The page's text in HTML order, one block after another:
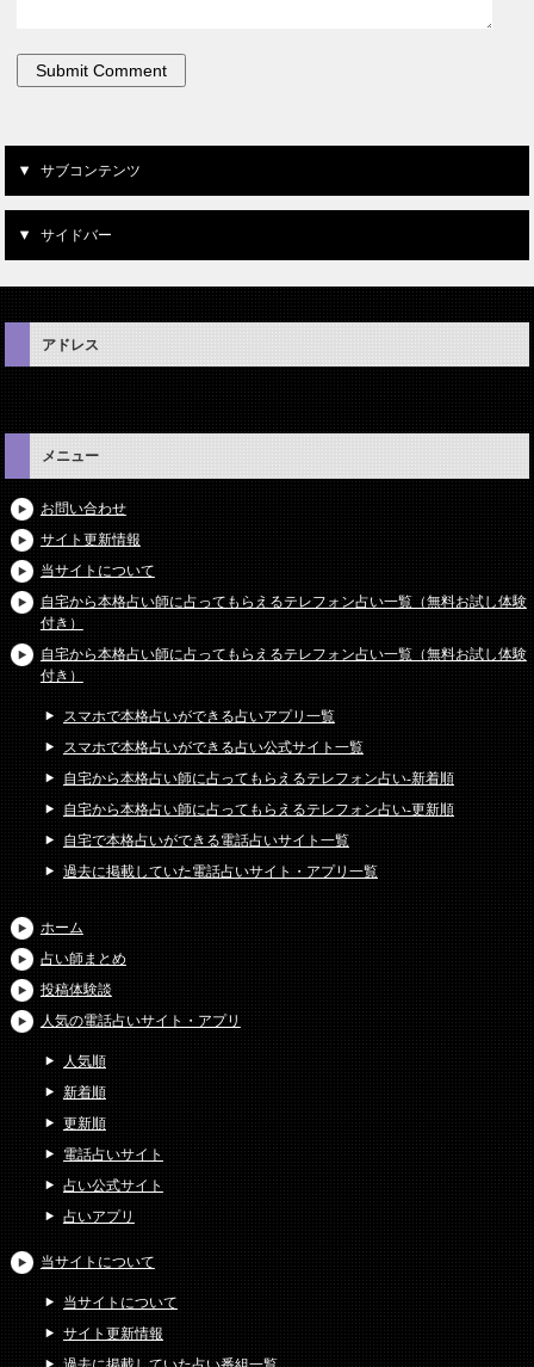
サブコンテンツ
サイドバー
アドレス
メニュー
お問い合わせ
サイト更新情報
当サイトについて
自宅から本格占い師に占ってもらえるテレフォン占い一覧（無料お試し体験
付き）
自宅から本格占い師に占ってもらえるテレフォン占い一覧（無料お試し体験
付き）
スマホで本格占いができる占いアプリ一覧
スマホで本格占いができる占い公式サイト一覧
自宅から本格占い師に占ってもらえるテレフォン占い-新着順
自宅から本格占い師に占ってもらえるテレフォン占い-更新順
自宅で本格占いができる電話占いサイト一覧
過去に掲載していた電話占いサイト・アプリ一覧
ホーム
占い師まとめ
投稿体験談
人気の電話占いサイト・アプリ
人気順
新着順
更新順
電話占いサイト
占い公式サイト
占いアプリ
当サイトについて
当サイトについて
サイト更新情報